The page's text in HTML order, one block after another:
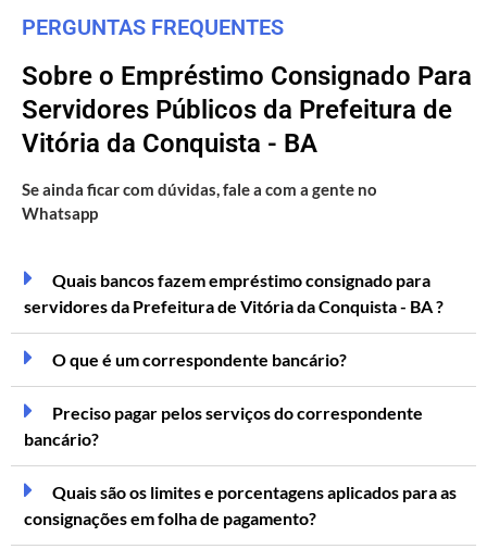
PERGUNTAS FREQUENTES
Sobre o Empréstimo Consignado Para
Servidores Públicos da Prefeitura de
Vitória da Conquista - BA
Se ainda ficar com dúvidas, fale a com a gente no
Whatsapp
Quais bancos fazem empréstimo consignado para
servidores da Prefeitura de Vitória da Conquista - BA ?
O que é um correspondente bancário?
Preciso pagar pelos serviços do correspondente
bancário?
Quais são os limites e porcentagens aplicados para as
consignações em folha de pagamento?